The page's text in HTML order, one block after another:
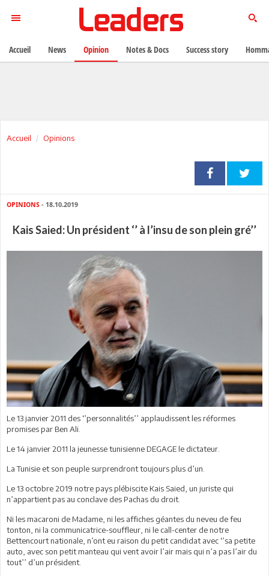
Accueil Opinions
OPINIONS - 18.10.2019
Kais Saied: Un président ‘’ à l’insu de son plein gré’’
Le 13 janvier 2011 des ‘’personnalités’’ applaudissent les réformes
promises par Ben Ali.
Le 14 janvier 2011 la jeunesse tunisienne DEGAGE le dictateur.
La Tunisie et son peuple surprendront toujours plus d’un.
Le 13 octobre 2019 notre pays plébiscite Kais Saied, un juriste qui
n’appartient pas au conclave des Pachas du droit.
Ni les macaroni de Madame, ni les affiches géantes du neveu de feu
tonton, ni la communicatrice-souffleur, ni le call-center de notre
Bettencourt nationale, n’ont eu raison du petit candidat avec ‘’sa petite
auto, avec son petit manteau qui vent avoir l’air mais qui n’a pas l’air du
tout’’ d’un président.
Accueil News Opinion Notes & Docs Success story